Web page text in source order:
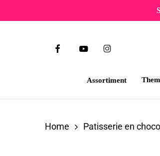
to
Druk op Enter om te zoeken
facebook youtubeinstagram
Assortiment
Home Patisserie en